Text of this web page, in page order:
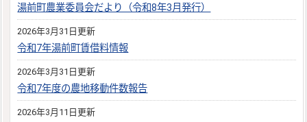
湯前町農業委員会だより（令和8年3月発行）
2026年3月31日更新
令和7年湯前町賃借料情報
2026年3月31日更新
令和7年度の農地移動件数報告
2026年3月11日更新